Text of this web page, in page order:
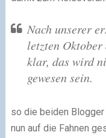
Nach unserer
letzten
klar, das wird
gewesen sein.
so die beiden
nun auf die Fahnen